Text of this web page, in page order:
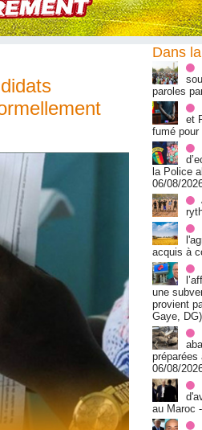
Dans
paroles
et
fumé pour
la Police
06/08/
acquis à
une
provient
Gaye, DG)
préparées
06/08/
au Maroc